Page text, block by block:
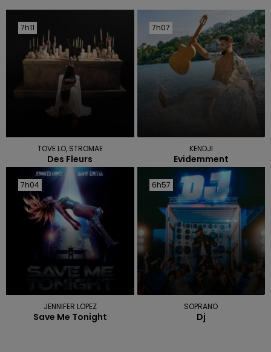
7h11
7h11
TOVE LO, STROMAE
Des Fleurs
7h07
7h07
KENDJI
Evidemment
7h04
7h04
JENNIFER LOPEZ
Save Me Tonight
6h57
6h57
SOPRANO
Dj